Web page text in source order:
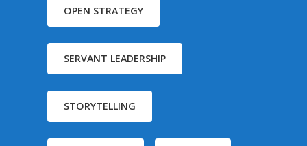
OPEN STRATEGY
SERVANT LEADERSHIP
STORYTELLING